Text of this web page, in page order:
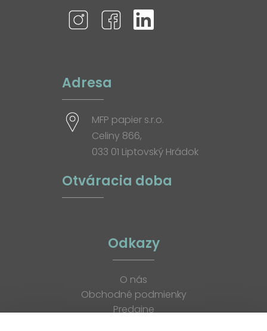
Adresa
MFP papier s.r.o.
Celiny 866,
033 01 Liptovský Hrádok
Otváracia doba
Odkazy
O nás
Obchodné podmienky
Predajne